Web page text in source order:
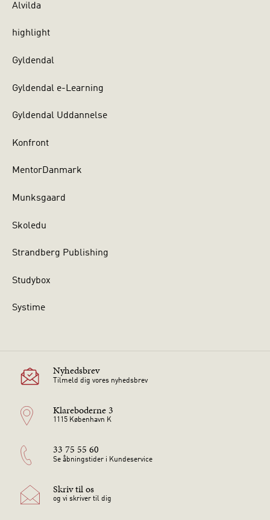
Alvilda
highlight
Gyldendal
Gyldendal e-Learning
Gyldendal Uddannelse
Konfront
MentorDanmark
Munksgaard
Skoledu
Strandberg Publishing
Studybox
Systime
Nyhedsbrev
Tilmeld dig vores nyhedsbrev
Klareboderne 3
1115 København K
33 75 55 60
Se åbningstider i Kundeservice
Skriv til os
og vi skriver til dig